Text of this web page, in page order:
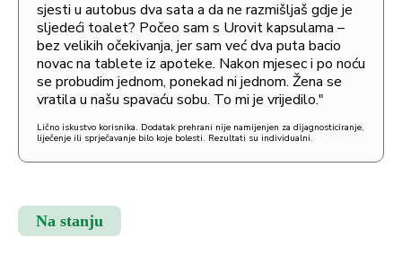
sjesti u autobus dva sata a da ne razmišljaš gdje je
sljedeći toalet? Počeo sam s Urovit kapsulama –
bez velikih očekivanja, jer sam već dva puta bacio
novac na tablete iz apoteke. Nakon mjesec i po noću
se probudim jednom, ponekad ni jednom. Žena se
vratila u našu spavaću sobu. To mi je vrijedilo."
Lično iskustvo korisnika. Dodatak prehrani nije namijenjen za dijagnosticiranje,
liječenje ili sprječavanje bilo koje bolesti. Rezultati su individualni.
Na stanju